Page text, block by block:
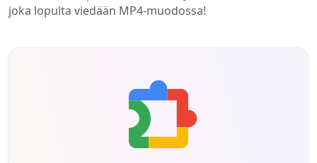
joka lopulta viedään MP4-muodossa!